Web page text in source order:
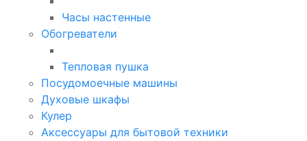
Часы настенные
Обогреватели
Тепловая пушка
Посудомоечные машины
Духовые шкафы
Кулер
Аксессуары для бытовой техники